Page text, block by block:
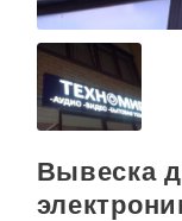
Вывеска